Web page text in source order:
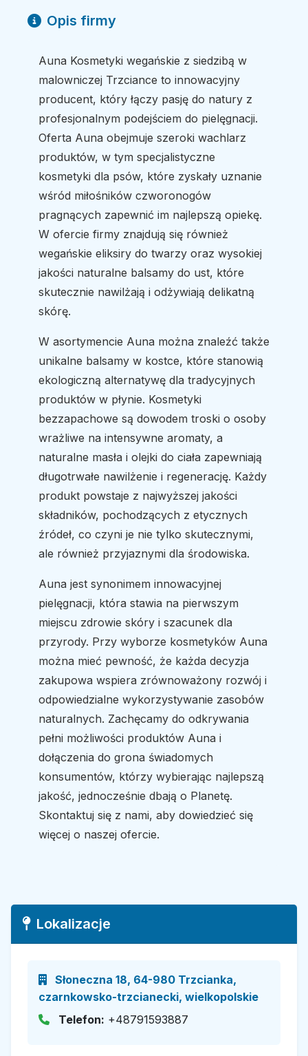
Opis firmy
Auna Kosmetyki wegańskie z siedzibą w
malowniczej Trzciance to innowacyjny
producent, który łączy pasję do natury z
profesjonalnym podejściem do pielęgnacji.
Oferta Auna obejmuje szeroki wachlarz
produktów, w tym specjalistyczne
kosmetyki dla psów, które zyskały uznanie
wśród miłośników czworonogów
pragnących zapewnić im najlepszą opiekę.
W ofercie firmy znajdują się również
wegańskie eliksiry do twarzy oraz wysokiej
jakości naturalne balsamy do ust, które
skutecznie nawilżają i odżywiają delikatną
skórę.
W asortymencie Auna można znaleźć także
unikalne balsamy w kostce, które stanowią
ekologiczną alternatywę dla tradycyjnych
produktów w płynie. Kosmetyki
bezzapachowe są dowodem troski o osoby
wrażliwe na intensywne aromaty, a
naturalne masła i olejki do ciała zapewniają
długotrwałe nawilżenie i regenerację. Każdy
produkt powstaje z najwyższej jakości
składników, pochodzących z etycznych
źródeł, co czyni je nie tylko skutecznymi,
ale również przyjaznymi dla środowiska.
Auna jest synonimem innowacyjnej
pielęgnacji, która stawia na pierwszym
miejscu zdrowie skóry i szacunek dla
przyrody. Przy wyborze kosmetyków Auna
można mieć pewność, że każda decyzja
zakupowa wspiera zrównoważony rozwój i
odpowiedzialne wykorzystywanie zasobów
naturalnych. Zachęcamy do odkrywania
pełni możliwości produktów Auna i
dołączenia do grona świadomych
konsumentów, którzy wybierając najlepszą
jakość, jednocześnie dbają o Planetę.
Skontaktuj się z nami, aby dowiedzieć się
więcej o naszej ofercie.
Lokalizacje
Słoneczna 18, 64-980 Trzcianka,
czarnkowsko-trzcianecki, wielkopolskie
Telefon: +48791593887